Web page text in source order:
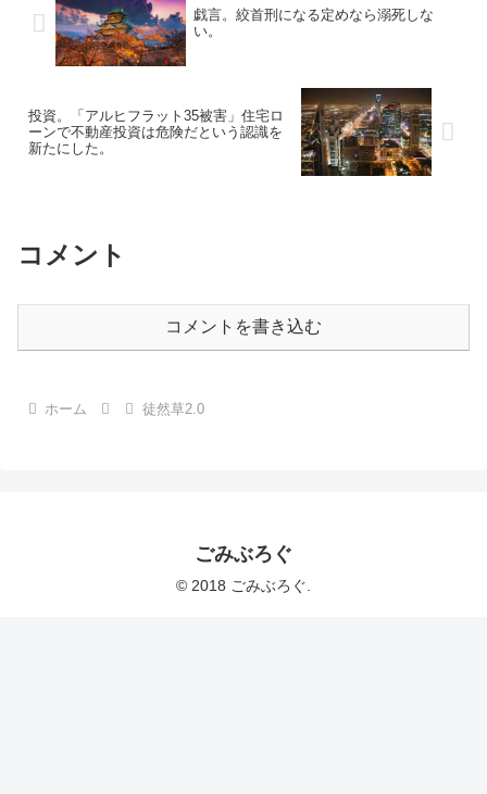
戯言。絞首刑になる定めなら溺死しな
い。
投資。「アルヒフラット35被害」住宅ロ
ーンで不動産投資は危険だという認識を
新たにした。
コメント
コメントを書き込む
ホーム 徒然草2.0
ごみぶろぐ
© 2018 ごみぶろぐ.